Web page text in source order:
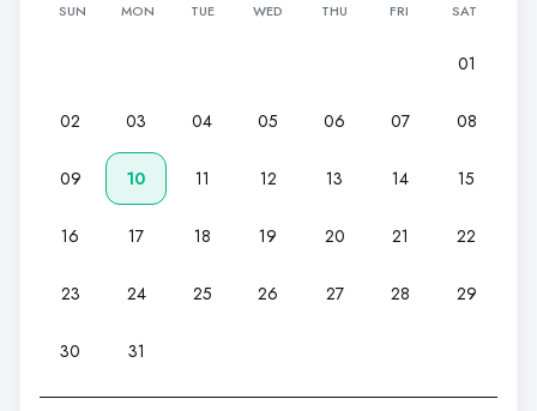
SUN MON TUE WED THU FRI SAT
01
02 03 04 05 06 07 08
09 10 11 12 13 14 15
16 17 18 19 20 21 22
23 24 25 26 27 28 29
30 31